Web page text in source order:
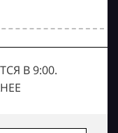
В 9:00.